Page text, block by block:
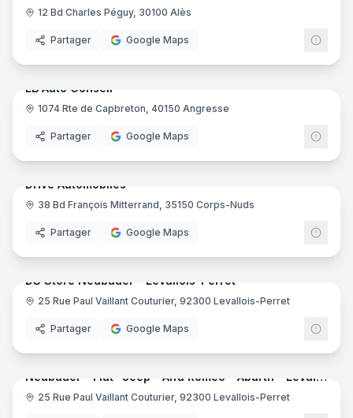
12 Bd Charles Péguy, 30100 Alès
Partager Google Maps
EB Auto Conseil
1074 Rte de Capbreton, 40150 Angresse
Partager Google Maps
22
Drive Automobiles
38 Bd François Mitterrand, 35150 Corps-Nuds
Partager Google Maps
DS Store Neubauer - Levallois-Perret
25 Rue Paul Vaillant Couturier, 92300 Levallois-Perret
Partager Google Maps
28
Neubauer - Fiat- Jeep - Alfa Romeo - Abarth - Levallois-Perret
25 Rue Paul Vaillant Couturier, 92300 Levallois-Perret